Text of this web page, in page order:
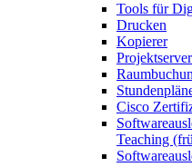
Tools für
Drucken
Kopierer
Cisco
Teaching